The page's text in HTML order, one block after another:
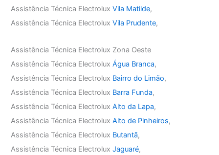
Assistência Técnica ElectroluxVila Matilde,
Assistência Técnica ElectroluxVila Prudente,
Assistência Técnica Electrolux Zona Oeste
Assistência Técnica ElectroluxÁgua Branca,
Assistência Técnica Electrolux Bairro do Limão,
Assistência Técnica Electrolux Barra Funda,
Assistência Técnica ElectroluxAlto da Lapa,
Assistência Técnica ElectroluxAlto de Pinheiros,
Assistência Técnica Electrolux Butantã,
Assistência Técnica ElectroluxJaguaré,